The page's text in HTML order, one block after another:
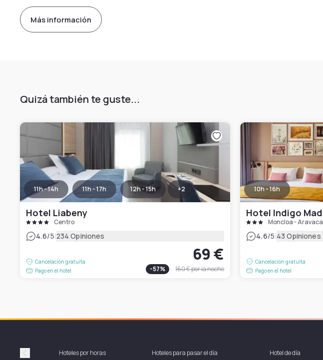
Más información
Quizá también te guste...
11h - 14h 11h - 17h 12h - 15h +2
Hotel Liabeny
Centro
4.6/5|234 Opiniones
Cancelación gratuita
Pago en el hotel
69 €
-57% 160 €por la noche
10h - 16h
Moncloa - Aravaca
4.6/5|43 Opiniones
Cancelación gratuita
Pago en el hotel
Hoteles por horas Hoteles para pasar el día Hotel de día